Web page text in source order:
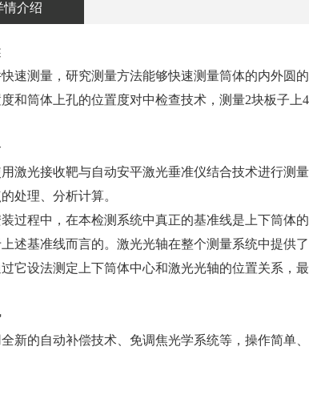
情介绍
速测量，研究测量方法能够快速测量筒体的内外圆
和筒体上孔的位置度对中检查技术，测量2块板子上
激光接收靶与自动安平激光垂准仪结合技术进行测
处理、分析计算。
过程中，在本检测系统中真正的基准线是上下筒体
述基准线而言的。激光光轴在整个测量系统中提供
它设法测定上下筒体中心和激光光轴的位置关系，
新的自动补偿技术、免调焦光学系统等，操作简单